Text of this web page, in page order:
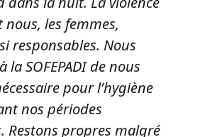
nous, les femmes,
responsables. Nous
la SOFEPADI de nous
pour l’hygiène
nos périodes
Restons propres malgré